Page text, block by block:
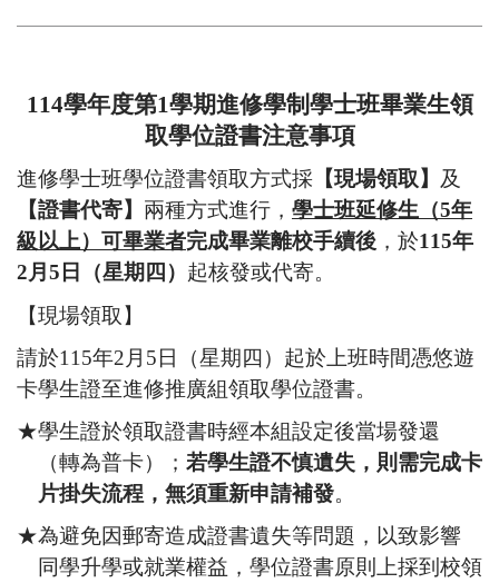
行事曆
意見信箱
114學年度第1學期進修學制學士班畢業生領
取學位證書注意事項
進修學士班學位證書領取方式採 【現場領取】 及
【證書代寄】 兩種方式進行， 學士班延修生（5年
級以上）可畢業者完成畢業離校手續後 ，於115年
2月 5 日（星期四） 起核發或代寄。
【現場領取】
請於115年2 月 5 日（星期四）起於上班時間憑悠遊
卡學生證至進修推廣組領取學位證書。
★學生證於領取證書時經本組設定後當場發還
（轉為普卡）； 若學生證不慎遺失，則需完成卡
片掛失流程，無須重新申請補發。
★為避免因郵寄造成證書遺失等問題，以致影響
同學升學或就業權益，學位證書原則上採到校領